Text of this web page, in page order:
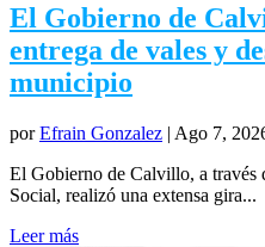
El Gobierno de
entrega de vales y
municipio
porEfrain Gonzalez | Ago 7,
El Gobierno de Calvillo, a través
Social, realizó una extensa gira...
Leer más